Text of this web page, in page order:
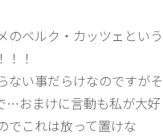
のベルク・カッツェという
！
ない事だらけなのですがそ
…おまけに言動も私が大好
でこれは放って置けな